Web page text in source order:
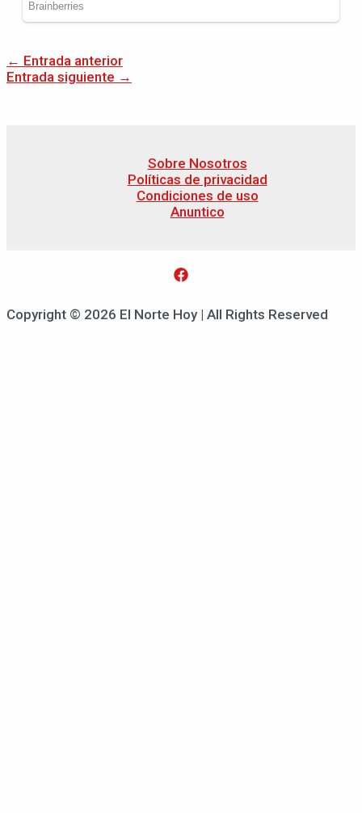
← Entrada anterior
Entrada siguiente →
Sobre Nosotros
Políticas de privacidad
Condiciones de uso
Anuntico
Copyright © 2026 El Norte Hoy | All Rights Reserved